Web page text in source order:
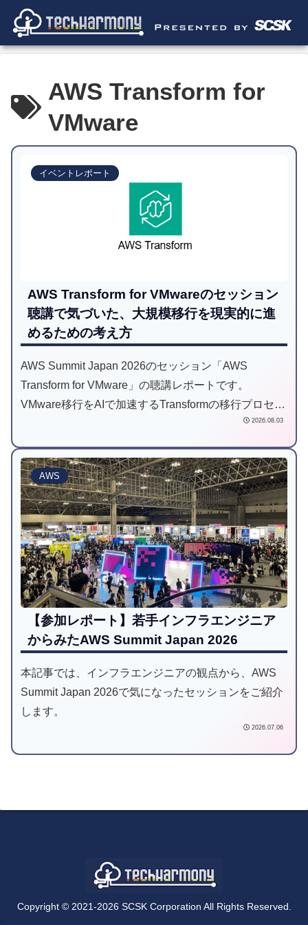
AWS Transform for
VMware
イベントレポート
AWS Transform for VMwareのセッション
聴講で気づいた、大規模移行を現実的に進
めるための考え方
AWS Summit Japan 2026のセッション「AWS
Transform for VMware」の聴講レポートです。
VMware移行をAIで加速するTransformの移行プロセス
と各ステップの効率化ポイントを整理しつつ、現場で
古いOS・IP/MAC制約など）も取り上げます。そこか
ら導いた「 個別移行・一括移行を組み合わせる」とい
う考え方と、その仕分け基準についても解説します。
2026.08.03
AWS
【参加レポート】若手インフラエンジニア
からみたAWS Summit Japan 2026
本記事では、インフラエンジニアの観点から、AWS
Summit Japan 2026で気になったセッションをご紹介
します。
2026.07.06
Copyright © 2021-2026 SCSK Corporation All Rights Reserved.